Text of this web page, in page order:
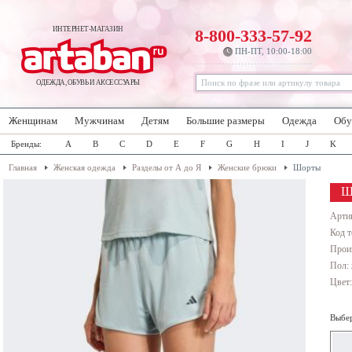
ИНТЕРНЕТ-МАГАЗИН
ОДЕЖДА, ОБУВЬ И АКСЕССУАРЫ
8-800-333-57-92
ПН-ПТ, 10:00-18:00
Женщинам Мужчинам Детям Большие размеры Одежда
Бренды: A B C D E F G H I J K
Главная Женская одежда Разделы от А до Я Женские брюки Шорты
Код
Пол: